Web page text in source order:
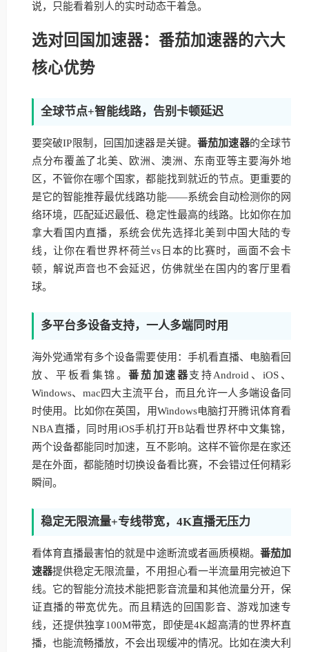
说，只能看着别人的实时动态干着急。
选对回国加速器：番茄加速器的六大
核心优势
全球节点+智能线路，告别卡顿延迟
要突破IP限制，回国加速器是关键。 番茄加速器的全球节
点分布覆盖了北美、欧洲、澳洲、东南亚等主要海外地
区，不管你在哪个国家，都能找到就近的节点。更重要的
是它的智能推荐最优线路功能——系统会自动检测你的网
络环境，匹配延迟最低、稳定性最高的线路。比如你在加
拿大看国内直播，系统会优先选择北美到中国大陆的专
线，让你在看世界杯荷兰vs日本的比赛时，画面不会卡
顿，解说声音也不会延迟，仿佛就坐在国内的客厅里看
球。
多平台多设备支持，一人多端同时用
海外党通常有多个设备需要使用：手机看直播、电脑看回
放、平板看集锦。番茄加速器支持Android、iOS、
Windows、mac四大主流平台，而且允许一人多端设备同
时使用。比如你在英国，用Windows电脑打开腾讯体育看
NBA直播，同时用iOS手机打开B站看世界杯中文集锦，
两个设备都能同时加速，互不影响。这样不管你是在家还
是在外面，都能随时切换设备看比赛，不会错过任何精彩
瞬间。
稳定无限流量+专线带宽，4K直播无压力
看体育直播最害怕的就是中途断流或者画质模糊。 番茄加
速器提供稳定无限流量，不用担心看一半流量用完被迫下
线。它的智能分流技术能把影音流量和其他流量分开，保
证直播的带宽优先。而且精选的回国影音、游戏加速专
线，还提供独享100M带宽，即使是4K超高清的世界杯直
播，也能流畅播放，不会出现缓冲的情况。比如在澳大利